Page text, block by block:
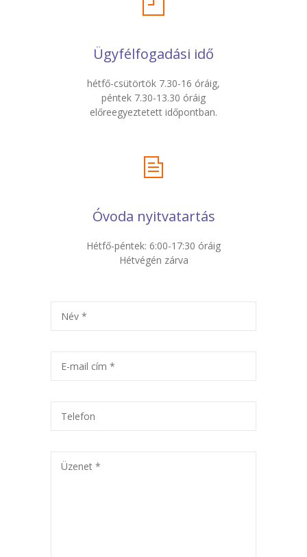
Ügyfélfogadási idő
hétfő-csütörtök 7.30-16 óráig,
péntek 7.30-13.30 óráig
előreegyeztetett időpontban.
Óvoda nyitvatartás
Hétfő-péntek: 6:00-17:30 óráig
Hétvégén zárva
Név *
E-mail cím *
Telefon
Üzenet *